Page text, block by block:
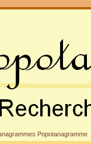
Popotanagramme